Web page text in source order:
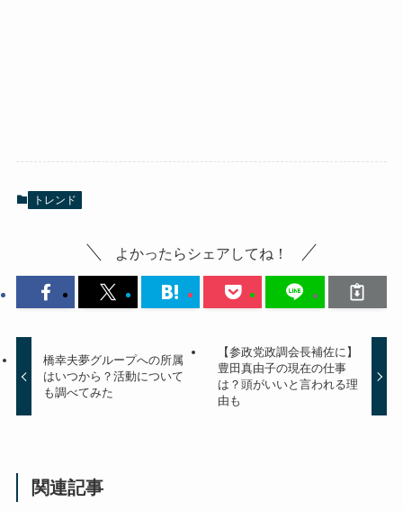
トレンド
よかったらシェアしてね！
橋幸夫夢グループへの所属
はいつから？活動について
も調べてみた
【参政党政調会長補佐に】
豊田真由子の現在の仕事
は？頭がいいと言われる理
由も
関連記事